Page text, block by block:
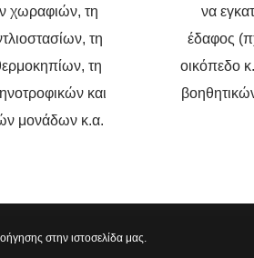
χωραφιών, τη
τη
τη
και
μονάδων κ.α.
να
έδαφος
οικόπεδο
στην ιστοσελίδα μας.